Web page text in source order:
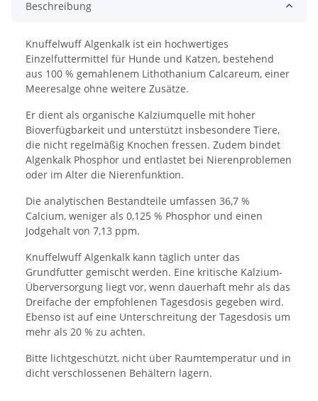
Beschreibung
Knuffelwuff Algenkalk ist ein hochwertiges
Einzelfuttermittel für Hunde und Katzen, bestehend
aus 100 % gemahlenem Lithothanium Calcareum, einer
Meeresalge ohne weitere Zusätze.
Er dient als organische Kalziumquelle mit hoher
Bioverfügbarkeit und unterstützt insbesondere Tiere,
die nicht regelmäßig Knochen fressen. Zudem bindet
Algenkalk Phosphor und entlastet bei Nierenproblemen
oder im Alter die Nierenfunktion.
Die analytischen Bestandteile umfassen 36,7 %
Calcium, weniger als 0,125 % Phosphor und einen
Jodgehalt von 7,13 ppm.
Knuffelwuff Algenkalk kann täglich unter das
Grundfutter gemischt werden. Eine kritische Kalzium-
Überversorgung liegt vor, wenn dauerhaft mehr als das
Dreifache der empfohlenen Tagesdosis gegeben wird.
Ebenso ist auf eine Unterschreitung der Tagesdosis um
mehr als 20 % zu achten.
Bitte lichtgeschützt, nicht über Raumtemperatur und in
dicht verschlossenen Behältern lagern.